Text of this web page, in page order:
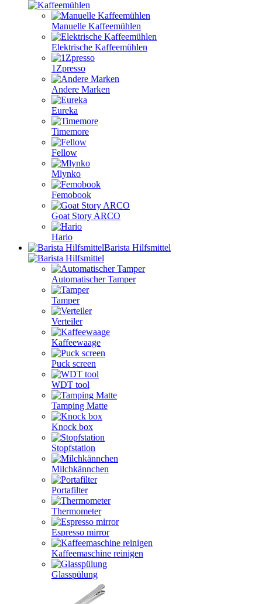
Manuelle Kaffeemühlen
Elektrische Kaffeemühlen
1Zpresso
Andere Marken
Eureka
Timemore
Fellow
Mlynko
Femobook
Goat Story ARCO
Hario
Barista Hilfsmittel
Automatischer Tamper
Tamper
Verteiler
Kaffeewaage
Puck screen
WDT tool
Tamping Matte
Knock box
Stopfstation
Milchkännchen
Portafilter
Thermometer
Espresso mirror
Kaffeemaschine reinigen
Glasspülung